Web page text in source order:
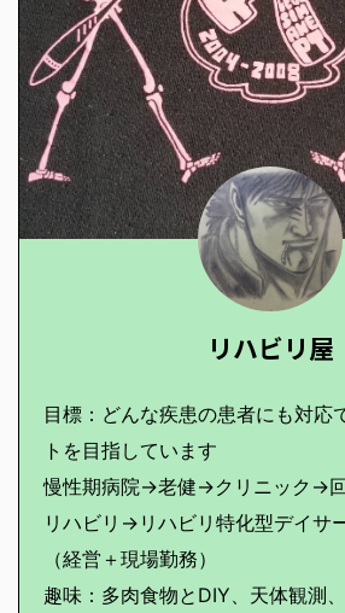
リハビリ屋
目標：どんな疾患の患者にも対応
トを目指しています
慢性期病院→老健→クリニック→
リハビリ→リハビリ特化型デイサ
（経営＋現場勤務）
趣味：多肉食物とDIY、天体観測